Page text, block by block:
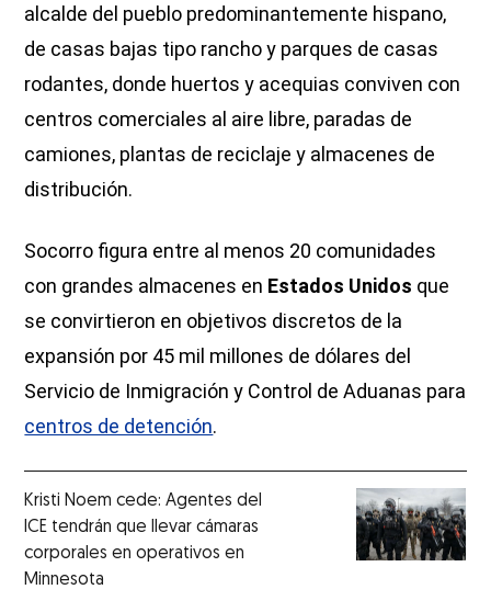
alcalde del pueblo predominantemente hispano,
de casas bajas tipo rancho y parques de casas
rodantes, donde huertos y acequias conviven con
centros comerciales al aire libre, paradas de
camiones, plantas de reciclaje y almacenes de
distribución.
Socorro figura entre al menos 20 comunidades
con grandes almacenes en Estados Unidos que
se convirtieron en objetivos discretos de la
expansión por 45 mil millones de dólares del
Servicio de Inmigración y Control de Aduanas para
centros de detención.
Kristi Noem cede: Agentes del
ICE tendrán que llevar cámaras
corporales en operativos en
Minnesota